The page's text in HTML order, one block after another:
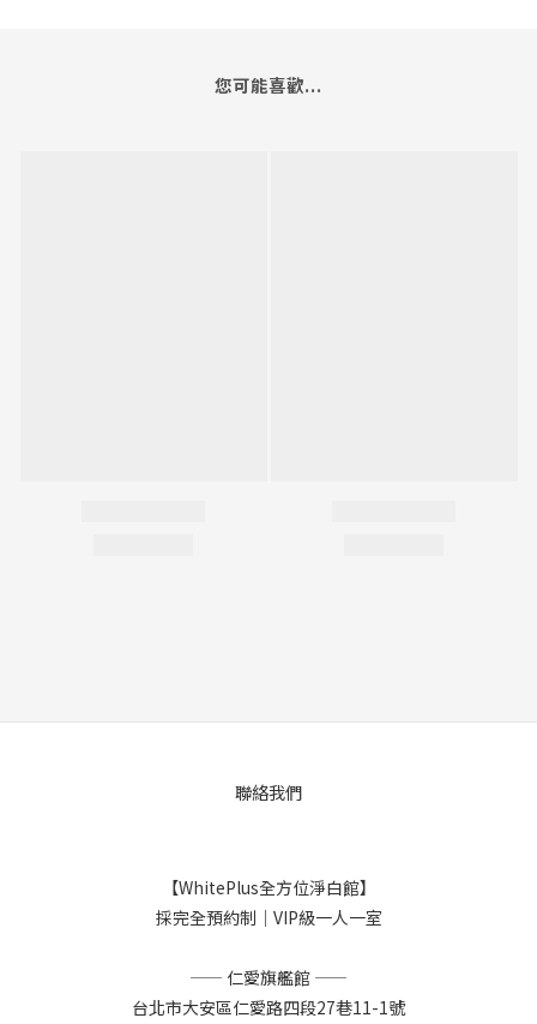
您可能喜歡...
聯絡我們
【WhitePlus全方位淨白館】
採完全預約制｜VIP級一人一室
—— 仁愛旗艦館 ——
台北市大安區仁愛路四段27巷11-1號